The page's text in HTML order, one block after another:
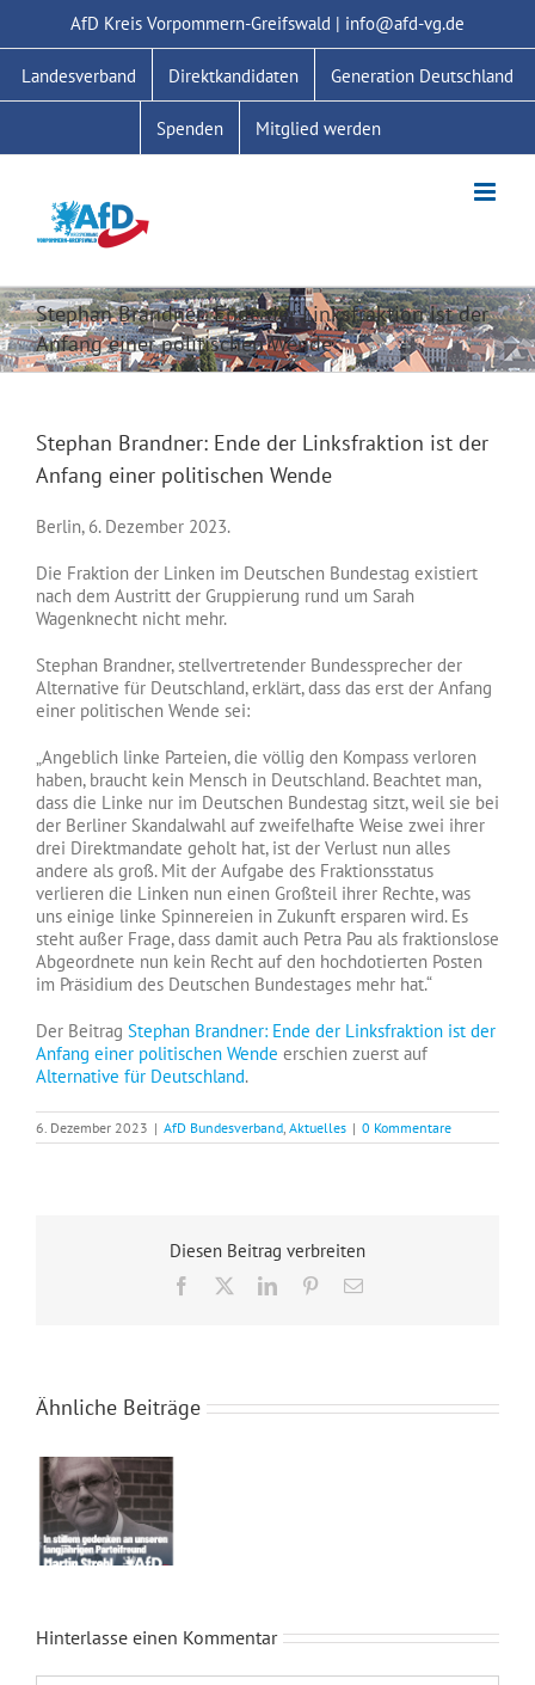
springen
AfD Kreis Vorpommern-Greifswald | info@afd-vg.de
Landesverband Direktkandidaten Generation Deutschland
Spenden Mitglied werden
Stephan Brandner: Ende der Linksfraktion ist der
Anfang einer politischen Wende
Stephan Brandner: Ende der Linksfraktion ist der
Anfang einer politischen Wende
Berlin, 6. Dezember 2023.
Die Fraktion der Linken im Deutschen Bundestag existiert
nach dem Austritt der Gruppierung rund um Sarah
Wagenknecht nicht mehr.
Stephan Brandner, stellvertretender Bundessprecher der
Alternative für Deutschland, erklärt, dass das erst der Anfang
einer politischen Wende sei:
„Angeblich linke Parteien, die völlig den Kompass verloren
haben, braucht kein Mensch in Deutschland. Beachtet man,
dass die Linke nur im Deutschen Bundestag sitzt, weil sie bei
der Berliner Skandalwahl auf zweifelhafte Weise zwei ihrer
drei Direktmandate geholt hat, ist der Verlust nun alles
andere als groß. Mit der Aufgabe des Fraktionsstatus
verlieren die Linken nun einen Großteil ihrer Rechte, was
uns einige linke Spinnereien in Zukunft ersparen wird. Es
steht außer Frage, dass damit auch Petra Pau als fraktionslose
Abgeordnete nun kein Recht auf den hochdotierten Posten
im Präsidium des Deutschen Bundestages mehr hat.“
Der Beitrag Stephan Brandner: Ende der Linksfraktion ist der
Anfang einer politischen Wende erschien zuerst auf
Alternative für Deutschland.
6. Dezember 2023 | AfD Bundesverband Aktuelles | 0 Kommentare
Diesen Beitrag verbreiten
Facebook LinkedInPinterest
E-
Ähnliche Beiträge
Hinterlasse einen Kommentar